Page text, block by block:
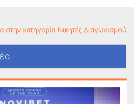
στην κατηγορία Νικητές Διαγωνισμού